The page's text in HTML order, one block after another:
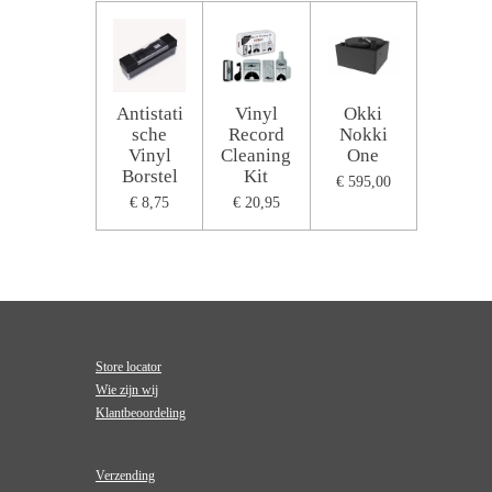
Antistati
sche
Vinyl
Borstel
€ 8,75
Vinyl
Record
Cleaning
Kit
€ 20,95
Okki
Nokki
One
€ 595,00
Store locator
Wie zijn wij
Klantbeoordeling
Verzending